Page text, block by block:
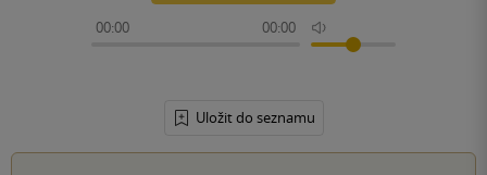
00:00 00:00
Uložit do seznamu